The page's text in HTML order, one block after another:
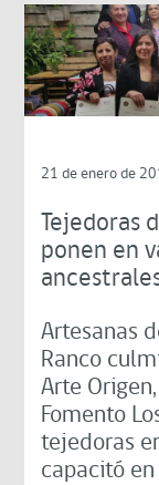
21 de enero de
Tejedoras
ponen en
Artesanas
Ranco
Arte
Fomento
tejedoras
capacitó